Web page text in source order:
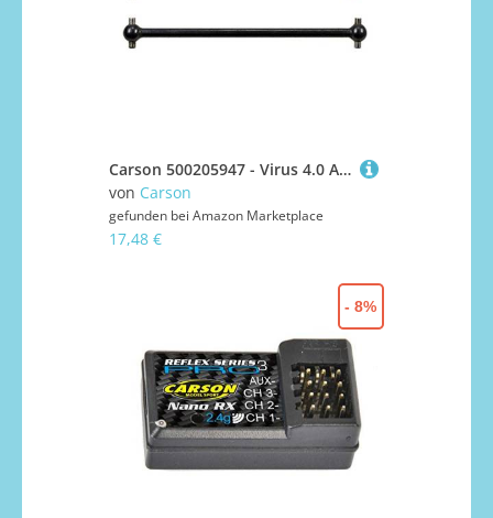
Carson 500205947 - Virus 4.0 Antriebswellen hinten 2, Zubehör, Schwarz, M
von Carson
gefunden bei Amazon Marketplace
17,48 €
- 8%